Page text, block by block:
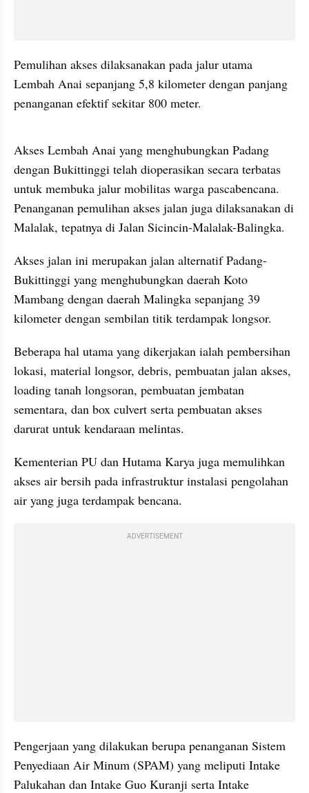
Pemulihan akses dilaksanakan pada jalur utama
Lembah Anai sepanjang 5,8 kilometer dengan panjang
penanganan efektif sekitar 800 meter.
Akses Lembah Anai yang menghubungkan Padang
dengan Bukittinggi telah dioperasikan secara terbatas
untuk membuka jalur mobilitas warga pascabencana.
Penanganan pemulihan akses jalan juga dilaksanakan di
Malalak, tepatnya di Jalan Sicincin-Malalak-Balingka.
Akses jalan ini merupakan jalan alternatif Padang-
Bukittinggi yang menghubungkan daerah Koto
Mambang dengan daerah Malingka sepanjang 39
kilometer dengan sembilan titik terdampak longsor.
Beberapa hal utama yang dikerjakan ialah pembersihan
lokasi, material longsor, debris, pembuatan jalan akses,
loading tanah longsoran, pembuatan jembatan
sementara, dan box culvert serta pembuatan akses
darurat untuk kendaraan melintas.
Kementerian PU dan Hutama Karya juga memulihkan
akses air bersih pada infrastruktur instalasi pengolahan
air yang juga terdampak bencana.
ADVERTISEMENT
Pengerjaan yang dilakukan berupa penanganan Sistem
Penyediaan Air Minum (SPAM) yang meliputi Intake
Palukahan dan Intake Guo Kuranji serta Intake